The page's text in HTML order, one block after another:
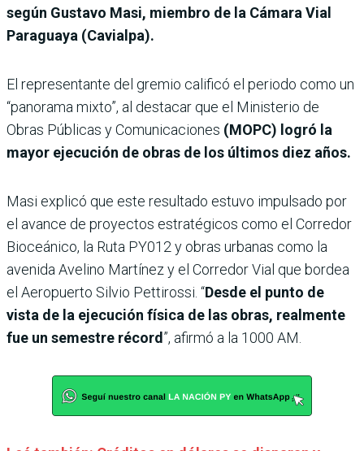
según Gustavo Masi, miembro de la Cámara Vial
Paraguaya (Cavialpa).
El representante del gremio calificó el periodo como un
“panorama mixto”, al destacar que el Ministerio de
Obras Públicas y Comunicaciones (MOPC) logró la
mayor ejecución de obras de los últimos diez años.
Masi explicó que este resultado estuvo impulsado por
el avance de proyectos estratégicos como el Corredor
Bioceánico, la Ruta PY012 y obras urbanas como la
avenida Avelino Martínez y el Corredor Vial que bordea
el Aeropuerto Silvio Pettirossi. “Desde el punto de
vista de la ejecución física de las obras, realmente
fue un semestre récord”, afirmó a la 1000 AM.